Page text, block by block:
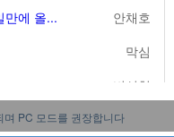
만에 올...
안채호
막심
비선형
구운몽
며 PC 모드를 권장합니다